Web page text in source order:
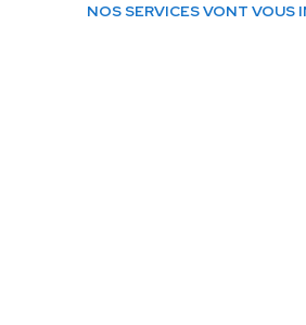
NOS SERVICES VONT VOUS